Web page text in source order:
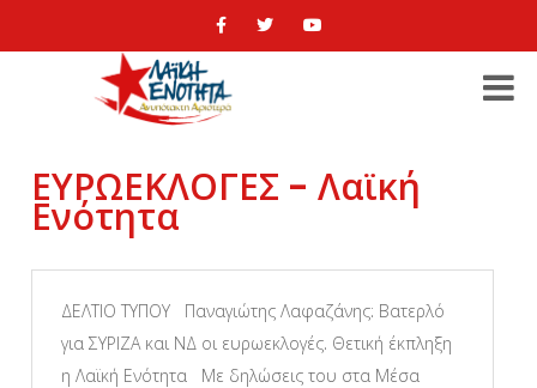
ΕΥΡΩΕΚΛΟΓΕΣ - Λαϊκή
Ενότητα
ΔΕΛΤΙΟ ΤΥΠΟΥ Παναγιώτης Λαφαζάνης: Βατερλό
για ΣΥΡΙΖΑ και ΝΔ οι ευρωεκλογές. Θετική έκπληξη
η Λαϊκή Ενότητα Με δηλώσεις του στα Μέσα